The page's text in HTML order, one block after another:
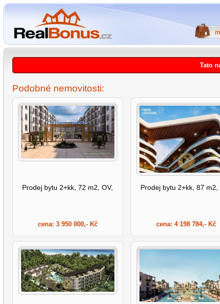
Tato
Podobné nemovitosti:
Prodej bytu 2+kk, 72 m2, OV,
cena: 3 950 000,- Kč
Prodej bytu 2+kk, 87 m2,
cena: 4 198 784,- Kč